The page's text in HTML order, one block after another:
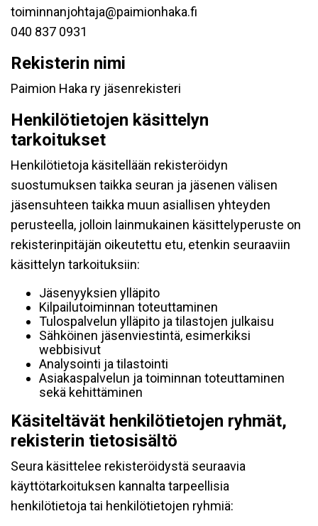
toiminnanjohtaja@paimionhaka.fi
040 837 0931
Rekisterin nimi
Paimion Haka ry jäsenrekisteri
Henkilötietojen käsittelyn
tarkoitukset
Henkilötietoja käsitellään rekisteröidyn
suostumuksen taikka seuran ja jäsenen välisen
jäsensuhteen taikka muun asiallisen yhteyden
perusteella, jolloin lainmukainen käsittelyperuste on
rekisterinpitäjän oikeutettu etu, etenkin seuraaviin
käsittelyn tarkoituksiin:
Jäsenyyksien ylläpito
Kilpailutoiminnan toteuttaminen
Tulospalvelun ylläpito ja tilastojen julkaisu
Sähköinen jäsenviestintä, esimerkiksi
webbisivut
Analysointi ja tilastointi
Asiakaspalvelun ja toiminnan toteuttaminen
sekä kehittäminen
Käsiteltävät henkilötietojen ryhmät,
rekisterin tietosisältö
Seura käsittelee rekisteröidystä seuraavia
käyttötarkoituksen kannalta tarpeellisia
henkilötietoja tai henkilötietojen ryhmiä: